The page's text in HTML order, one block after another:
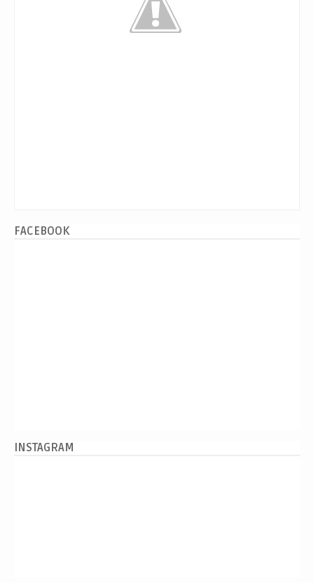
FACEBOOK
INSTAGRAM